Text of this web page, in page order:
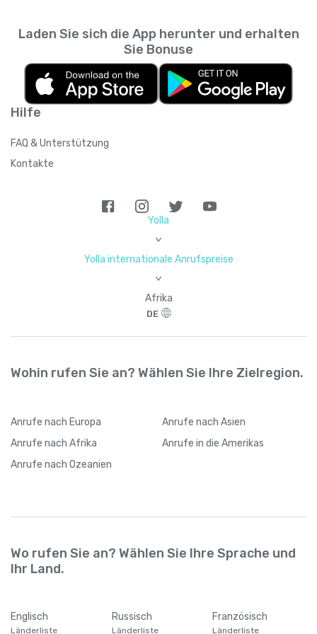
Hilfe
FAQ & Unterstützung
Kontakte
Laden Sie sich die App herunter und erhalten
Sie Bonuse
Yolla
>
Yolla internationale Anrufspreise
>
Afrika
DE
Wohin rufen Sie an? Wählen Sie Ihre Zielregion.
Anrufe nach Europa Anrufe nach Asien
Anrufe nach Afrika Anrufe in die Amerikas
Anrufe nach Ozeanien
Wo rufen Sie an? Wählen Sie Ihre Sprache und
Ihr Land.
Englisch
Länderliste
Russisch
Länderliste
Französisch
Länderliste